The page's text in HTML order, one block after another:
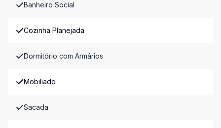
Banheiro Social
Cozinha Planejada
Dormitório com Armários
Mobiliado
Sacada